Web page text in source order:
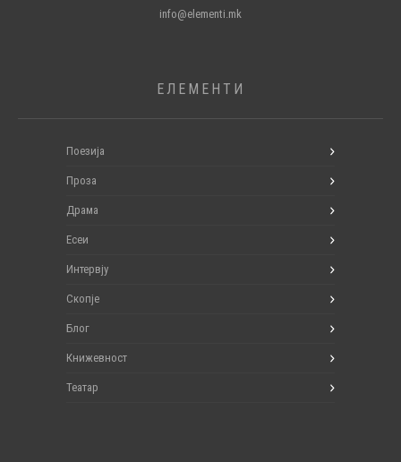
info@elementi.mk
ЕЛЕМЕНТИ
Поезија
Проза
Драма
Есеи
Интервју
Скопје
Блог
Книжевност
Театар